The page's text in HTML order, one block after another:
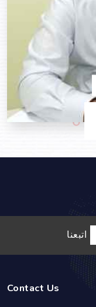
اتبعنا
Contact Us